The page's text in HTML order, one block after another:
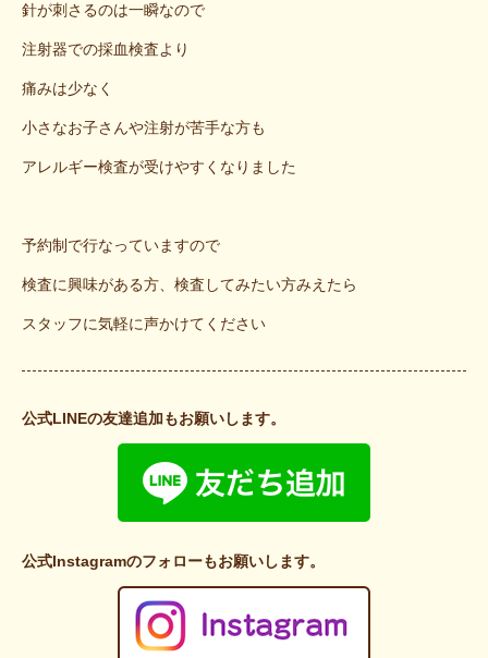
針が刺さるのは一瞬なので
注射器での採血検査より
痛みは少なく
小さなお子さんや注射が苦手な方も
アレルギー検査が受けやすくなりました
予約制で行なっていますので
検査に興味がある方、検査してみたい方みえたら
スタッフに気軽に声かけてください
公式LINEの友達追加もお願いします。
公式Instagramのフォローもお願いします。